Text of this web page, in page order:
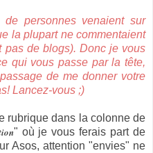
personnes venaient sur
la plupart ne commentaient
pas de blogs). Donc je vous
qui vous passe par la tête,
de me donner votre
Lancez-vous ;)
rubrique dans la colonne de
" où je vous ferais part de
Asos, attention "envies" ne